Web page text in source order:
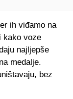
ih viđamo na
kako voze
najljepše
medalje.
bez